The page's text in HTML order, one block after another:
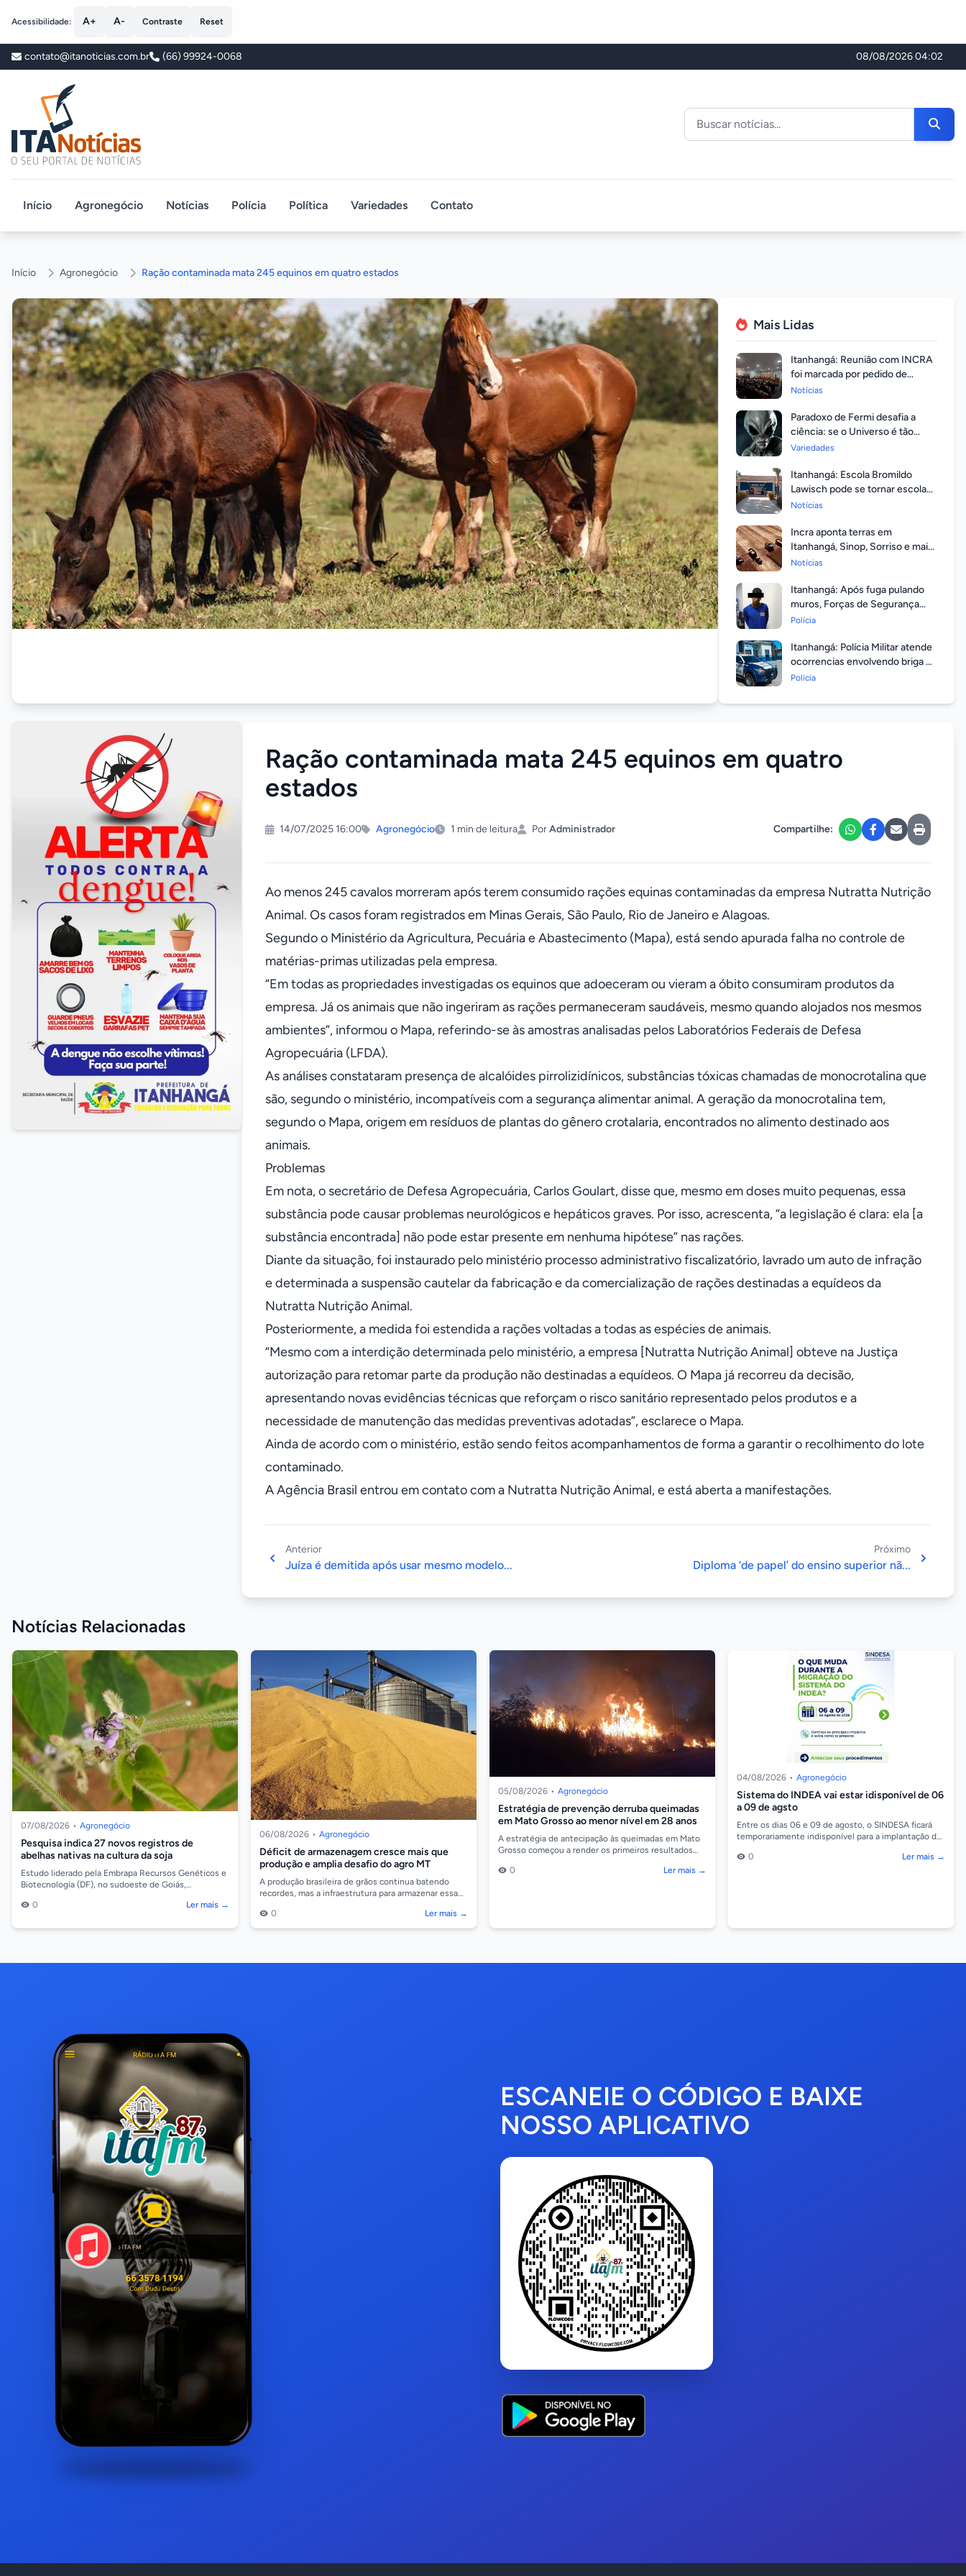
Acessibilidade: A+ A- Contraste Reset
contato@itanoticias.com.br (66) 99924-0068 08/08/2026 04:02
ITA Notícias
Buscar noticias
Início Agronegócio Notícias Polícia Política Variedades Contato
Início Agronegócio Ração contaminada mata 245 equinos em quatro estados
Mais Lidas
Itanhangá: Reunião com INCRA
foi marcada por pedido de
regularização pela população
Notícias
Paradoxo de Fermi desafia a
ciência: se o Universo é tão
vasto, por que ninguém
Variedades
Itanhangá: Escola Bromildo
Lawisch pode se tornar escola
cívico-militar
Notícias
Incra aponta terras em
Itanhangá, Sinop, Sorriso e mais
14 entre as com maior
Notícias
Itanhangá: Após fuga pulando
muros, Forças de Segurança
prendem homem com mandato
Polícia
Itanhangá: Polícia Militar atende
ocorrencias envolvendo briga de
casais durante feriado
Polícia
Ração contaminada mata 245 equinos em quatro
estados
14/07/2025 16:00 Agronegócio 1 min de leitura PorAdministrador Compartilhe:
Ao menos 245 cavalos morreram após terem consumido rações equinas contaminadas da empresa Nutratta Nutrição
Animal. Os casos foram registrados em Minas Gerais, São Paulo, Rio de Janeiro e Alagoas.
Segundo o Ministério da Agricultura, Pecuária e Abastecimento (Mapa), está sendo apurada falha no controle de
matérias-primas utilizadas pela empresa.
“Em todas as propriedades investigadas os equinos que adoeceram ou vieram a óbito consumiram produtos da
empresa. Já os animais que não ingeriram as rações permaneceram saudáveis, mesmo quando alojados nos mesmos
ambientes”, informou o Mapa, referindo-se às amostras analisadas pelos Laboratórios Federais de Defesa
Agropecuária (LFDA).
As análises constataram presença de alcalóides pirrolizidínicos, substâncias tóxicas chamadas de monocrotalina que
são, segundo o ministério, incompatíveis com a segurança alimentar animal. A geração da monocrotalina tem,
segundo o Mapa, origem em resíduos de plantas do gênero crotalaria, encontrados no alimento destinado aos
animais.
Problemas
Em nota, o secretário de Defesa Agropecuária, Carlos Goulart, disse que, mesmo em doses muito pequenas, essa
substância pode causar problemas neurológicos e hepáticos graves. Por isso, acrescenta, “a legislação é clara: ela [a
substância encontrada] não pode estar presente em nenhuma hipótese” nas rações.
Diante da situação, foi instaurado pelo ministério processo administrativo fiscalizatório, lavrado um auto de infração
e determinada a suspensão cautelar da fabricação e da comercialização de rações destinadas a equídeos da
Nutratta Nutrição Animal.
Posteriormente, a medida foi estendida a rações voltadas a todas as espécies de animais.
“Mesmo com a interdição determinada pelo ministério, a empresa [Nutratta Nutrição Animal] obteve na Justiça
autorização para retomar parte da produção não destinadas a equídeos. O Mapa já recorreu da decisão,
apresentando novas evidências técnicas que reforçam o risco sanitário representado pelos produtos e a
necessidade de manutenção das medidas preventivas adotadas”, esclarece o Mapa.
Ainda de acordo com o ministério, estão sendo feitos acompanhamentos de forma a garantir o recolhimento do lote
contaminado.
A Agência Brasil entrou em contato com a Nutratta Nutrição Animal, e está aberta a manifestações.
Anterior
Juíza é demitida após usar mesmo modelo...
Próximo
Diploma ‘de papel’ do ensino superior nã...
Notícias Relacionadas
07/08/2026 • Agronegócio
Pesquisa indica 27 novos registros de
abelhas nativas na cultura da soja
Estudo liderado pela Embrapa Recursos Genéticos e
Biotecnologia (DF), no sudoeste de Goiás,
à cul...
0 Ler mais →
06/08/2026 • Agronegócio
Déficit de armazenagem cresce mais que
produção e amplia desafio do agro MT
A produção brasileira de grãos continua batendo
recordes, mas a infraestrutura para armazenar essa
D...0 Ler mais →
05/08/2026 • Agronegócio
Estratégia de prevenção derruba queimadas
em Mato Grosso ao menor nível em 28 anos
A estratégia de antecipação às queimadas em Mato
Grosso começou a render os primeiros resultados
junho...
0 Ler mais →
04/08/2026 • Agronegócio
Sistema do INDEA vai estar idisponível de 06
a 09 de agsto
Entre os dias 06 e 09 de agosto, o SINDESA ficará
temporariamente indisponível para a implantação da
0
Ler mais →
ESCANEIE O CÓDIGO E BAIXE
NOSSO APLICATIVO